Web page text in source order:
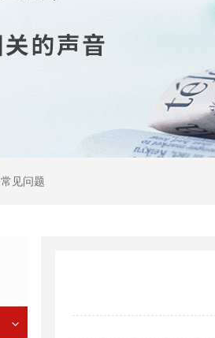
常见问题